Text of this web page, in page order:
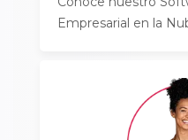
Empresarial en la